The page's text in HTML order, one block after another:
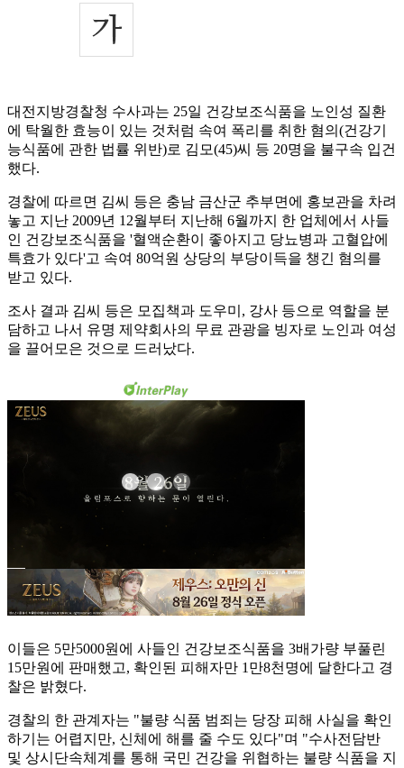
대전지방경찰청 수사과는 25일 건강보조식품을 노인성 질환
에 탁월한 효능이 있는 것처럼 속여 폭리를 취한 혐의(건강기
능식품에 관한 법률 위반)로 김모(45)씨 등 20명을 불구속 입건
했다.
경찰에 따르면 김씨 등은 충남 금산군 추부면에 홍보관을 차려
놓고 지난 2009년 12월부터 지난해 6월까지 한 업체에서 사들
인 건강보조식품을 '혈액순환이 좋아지고 당뇨병과 고혈압에
특효가 있다'고 속여 80억원 상당의 부당이득을 챙긴 혐의를
받고 있다.
조사 결과 김씨 등은 모집책과 도우미, 강사 등으로 역할을 분
담하고 나서 유명 제약회사의 무료 관광을 빙자로 노인과 여성
을 끌어모은 것으로 드러났다.
이들은 5만5000원에 사들인 건강보조식품을 3배가량 부풀린
15만원에 판매했고, 확인된 피해자만 1만8천명에 달한다고 경
찰은 밝혔다.
경찰의 한 관계자는 "불량 식품 범죄는 당장 피해 사실을 확인
하기는 어렵지만, 신체에 해를 줄 수도 있다"며 "수사전담반
및 상시단속체계를 통해 국민 건강을 위협하는 불량 식품을 지